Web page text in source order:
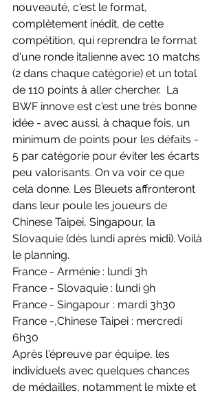
nouveauté, c'est le format,
complètement inédit, de cette
compétition, qui reprendra le format
d'une ronde italienne avec 10 matchs
(2 dans chaque catégorie) et un total
de 110 points à aller chercher.  La
BWF innove est c'est une très bonne
idée - avec aussi, à chaque fois, un
minimum de points pour les défaits -
5 par catégorie pour éviter les écarts
peu valorisants. On va voir ce que
cela donne. Les Bleuets affronteront
dans leur poule les joueurs de
Chinese Taipei, Singapour, la
Slovaquie (dès lundi après midi). Voilà
le planning.
France - Arménie : lundi 3h
France - Slovaquie : lundi 9h
France - Singapour : mardi 3h30
France -,Chinese Taipei : mercredi
6h30
Après l'épreuve par équipe, les
individuels avec quelques chances
de médailles, notamment le mixte et